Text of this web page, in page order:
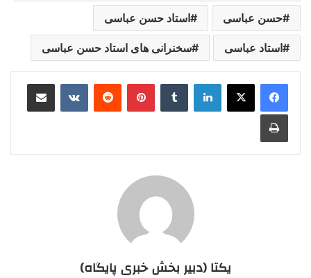
حسن عباسی استاد حسن عباسی
استاد عباسی سخنرانی های استاد حسن عباسی
لینکدین ‫تامبلر ‫پین‌ترست‫رددیت ‫VKontakteاشتراک گذاری از طریق ایمیل
چاپ
یکتا (دبیر بخش خبری پایگاه)